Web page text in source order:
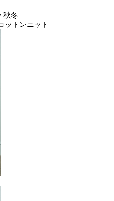
秋冬
トンニット